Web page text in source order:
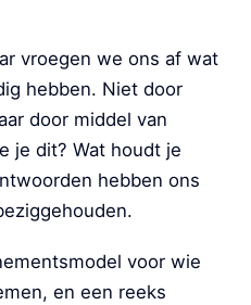
vroegen we ons af wat
hebben. Niet door
door middel van
je dit? Wat houdt je
hebben ons
voor wie
en een reeks